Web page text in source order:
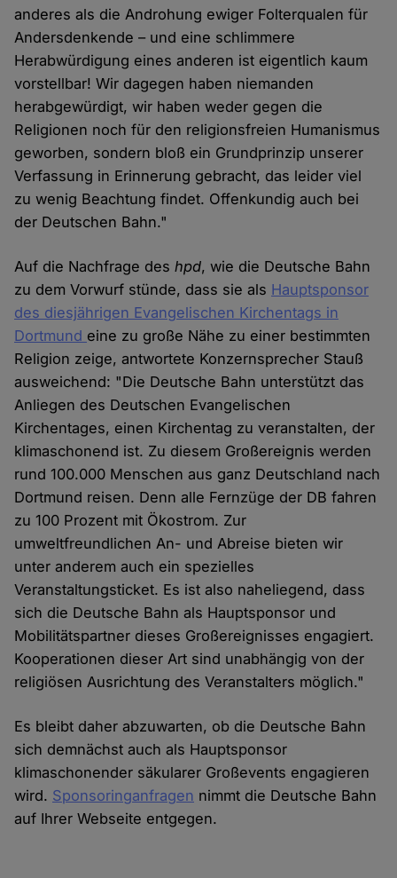
anderes als die Androhung ewiger Folterqualen für
Andersdenkende – und eine schlimmere
Herabwürdigung eines anderen ist eigentlich kaum
vorstellbar! Wir dagegen haben niemanden
herabgewürdigt, wir haben weder gegen die
Religionen noch für den religionsfreien Humanismus
geworben, sondern bloß ein Grundprinzip unserer
Verfassung in Erinnerung gebracht, das leider viel
zu wenig Beachtung findet. Offenkundig auch bei
der Deutschen Bahn."
Auf die Nachfrage deshpd, wie die Deutsche Bahn
zu dem Vorwurf stünde, dass sie als Hauptsponsor
des diesjährigen Evangelischen Kirchentags in
Dortmund eine zu große Nähe zu einer bestimmten
Religion zeige, antwortete Konzernsprecher Stauß
ausweichend: "Die Deutsche Bahn unterstützt das
Anliegen des Deutschen Evangelischen
Kirchentages, einen Kirchentag zu veranstalten, der
klimaschonend ist. Zu diesem Großereignis werden
rund 100.000 Menschen aus ganz Deutschland nach
Dortmund reisen. Denn alle Fernzüge der DB fahren
zu 100 Prozent mit Ökostrom. Zur
umweltfreundlichen An- und Abreise bieten wir
unter anderem auch ein spezielles
Veranstaltungsticket. Es ist also naheliegend, dass
sich die Deutsche Bahn als Hauptsponsor und
Mobilitätspartner dieses Großereignisses engagiert.
Kooperationen dieser Art sind unabhängig von der
religiösen Ausrichtung des Veranstalters möglich."
Es bleibt daher abzuwarten, ob die Deutsche Bahn
sich demnächst auch als Hauptsponsor
klimaschonender säkularer Großevents engagieren
wird. Sponsoringanfragen nimmt die Deutsche Bahn
auf Ihrer Webseite entgegen.